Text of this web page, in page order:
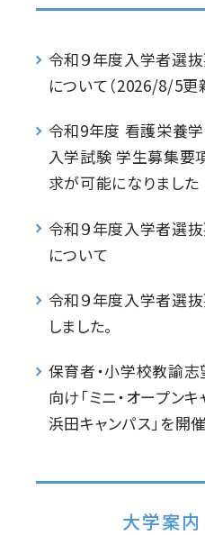
令和９年度入学者選
について（2026/8/5更
令和9年度 看護栄養
入学試験 学生募集要
求が可能になりました
令和９年度入学者選
について
令和９年度入学者選
しました。
保育者・小学校教諭
向け「ミニ・オープン
浜田キャンパス」を開
大学案内